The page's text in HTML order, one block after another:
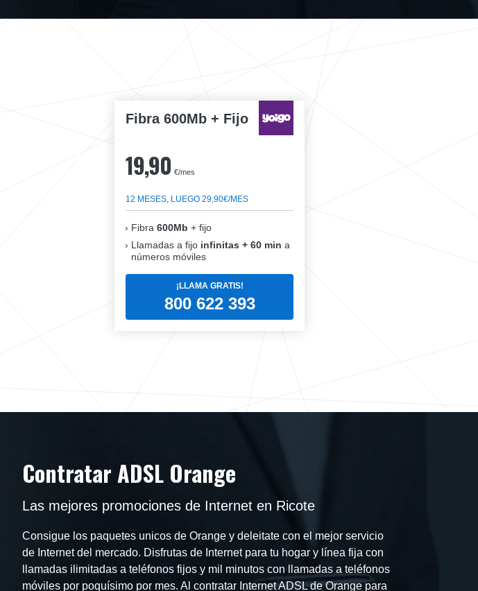
Fibra 600Mb + Fijo
19,90 €/mes
12 MESES, LUEGO 29,90€/MES
Fibra 600Mb + fijo
Llamadas a fijo infinitas + 60 min a
números móviles
¡LLAMA GRATIS!
800 622 393
Contratar ADSL Orange
Las mejores promociones de Internet en Ricote
Consigue los paquetes unicos de Orange y deleitate con el mejor servicio
de Internet del mercado. Disfrutas de Internet para tu hogar y línea fija con
llamadas ilimitadas a teléfonos fijos y mil minutos con llamadas a teléfonos
móviles por poquísimo por mes. Al contratar Internet ADSL de Orange para